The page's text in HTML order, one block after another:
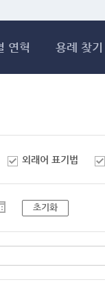
연혁 용례 찾기
외래어 표기법
초기화